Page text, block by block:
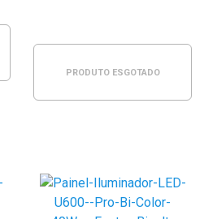
PRODUTO ESGOTADO